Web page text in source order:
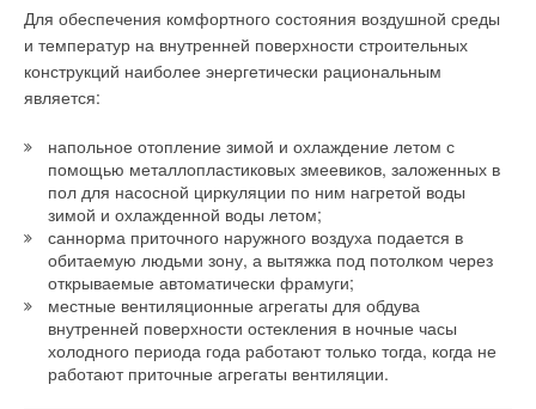
Для обеспечения комфортного состояния воздушной среды
и температур на внутренней поверхности строительных
конструкций наиболее энергетически рациональным
является:
напольное отопление зимой и охлаждение летом с
помощью металлопластиковых змеевиков, заложенных в
пол для насосной циркуляции по ним нагретой воды
зимой и охлажденной воды летом;
саннорма приточного наружного воздуха подается в
обитаемую людьми зону, а вытяжка под потолком через
открываемые автоматически фрамуги;
местные вентиляционные агрегаты для обдува
внутренней поверхности остекления в ночные часы
холодного периода года работают только тогда, когда не
работают приточные агрегаты вентиляции.